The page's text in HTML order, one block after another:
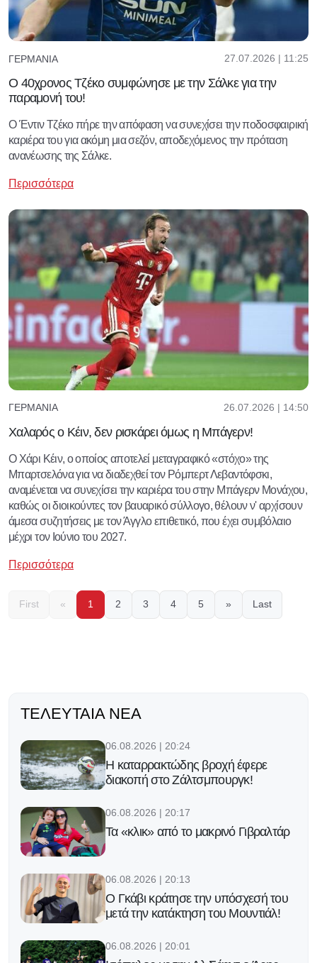
ΓΕΡΜΑΝΊΑ 27.07.2026 | 11:25
Ο 40χρονος Τζέκο συμφώνησε με την Σάλκε για την
παραμονή του!
Ο Έντιν Τζέκο πήρε την απόφαση να συνεχίσει την ποδοσφαιρική
καριέρα του για ακόμη μια σεζόν, αποδεχόμενος την πρόταση
ανανέωσης της Σάλκε.
Περισσότερα
ΓΕΡΜΑΝΊΑ 26.07.2026 | 14:50
Χαλαρός ο Κέιν, δεν ρισκάρει όμως η Μπάγερν!
Ο Χάρι Κέιν, ο οποίος αποτελεί μεταγραφικό «στόχο» της
Μπαρτσελόνα για να διαδεχθεί τον Ρόμπερτ Λεβαντόφσκι,
αναμένεται να συνεχίσει την καριέρα του στην Μπάγερν Μονάχου,
καθώς οι διοικούντες τον βαυαρικό σύλλογο, θέλουν ν' αρχίσουν
άμεσα συζητήσεις με τον Άγγλο επιθετικό, που έχει συμβόλαιο
μέχρι τον Ιούνιο του 2027.
Περισσότερα
First « 1 2 3 4 5 » Last
ΤΕΛΕΥΤΑΊΑ ΝΈΑ
06.08.2026 | 20:24
Η καταρρακτώδης βροχή έφερε
διακοπή στο Ζάλτσμπουργκ!
06.08.2026 | 20:17
Τα «κλικ» από το μακρινό Γιβραλτάρ
06.08.2026 | 20:13
Ο Γκάβι κράτησε την υπόσχεσή του
μετά την κατάκτηση του Μουντιάλ!
06.08.2026 | 20:01